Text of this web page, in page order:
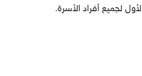
لجميع أفراد الأسرة.